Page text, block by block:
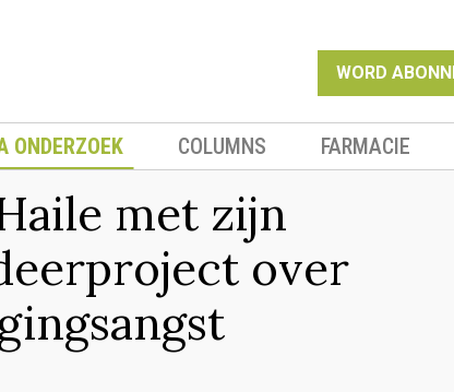
WORD
ONDERZOEK COLUMNS FARMACIE
met zijn
over